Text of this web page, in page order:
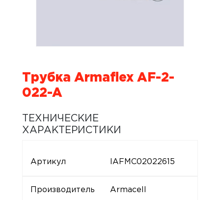
Трубка Armaflex AF-2-
022-A
ТЕХНИЧЕСКИЕ
ХАРАКТЕРИСТИКИ
Артикул IAFMC02022615
Производитель Armacell